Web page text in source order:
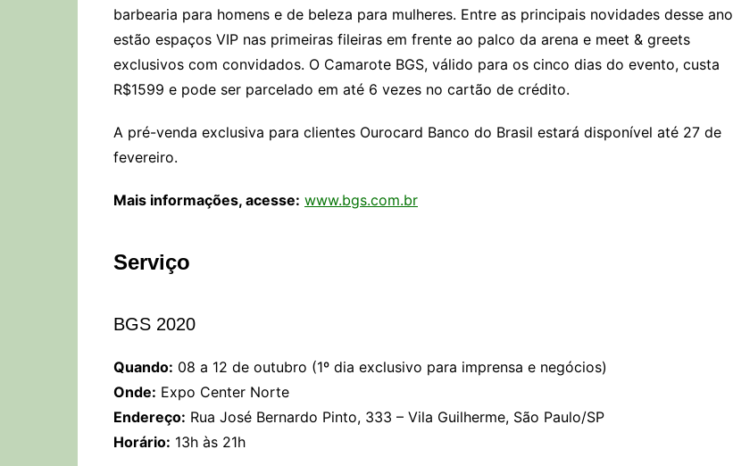
barbearia para homens e de beleza para mulheres. Entre as principais novidades desse ano
estão espaços VIP nas primeiras fileiras em frente ao palco da arena e meet & greets
exclusivos com convidados. O Camarote BGS, válido para os cinco dias do evento, custa
R$1599 e pode ser parcelado em até 6 vezes no cartão de crédito.
A pré-venda exclusiva para clientes Ourocard Banco do Brasil estará disponível até 27 de
fevereiro.
Mais informações, acesse: www.bgs.com.br
Serviço
BGS 2020
Quando: 08 a 12 de outubro (1º dia exclusivo para imprensa e negócios)
Onde: Expo Center Norte
Endereço: Rua José Bernardo Pinto, 333 – Vila Guilherme, São Paulo/SP
Horário: 13h às 21h